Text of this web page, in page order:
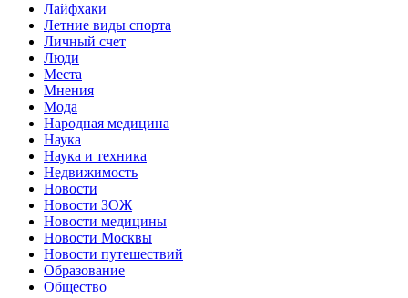
Лайфхаки
Летние виды спорта
Личный счет
Люди
Места
Мнения
Мода
Народная медицина
Наука
Наука и техника
Недвижимость
Новости
Новости ЗОЖ
Новости медицины
Новости Москвы
Новости путешествий
Образование
Общество